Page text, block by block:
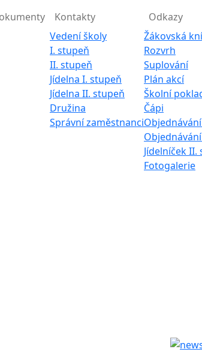
Kontakty
Vedení školy
I. stupeň
II. stupeň
Jídelna I. stupeň
Jídelna II. stupeň
Družina
Správní zaměstnanci
Odkazy
Žákovská
Rozvrh
Suplování
Plán akcí
Školní
Čápi
Jídelníček II.
Fotogalerie